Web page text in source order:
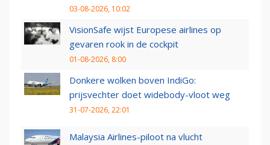
03-08-2026, 10:02
VisionSafe wijst Europese airlines op
gevaren rook in de cockpit
01-08-2026, 8:00
Donkere wolken boven IndiGo:
prijsvechter doet widebody-vloot weg
31-07-2026, 22:01
Malaysia Airlines-piloot na vlucht